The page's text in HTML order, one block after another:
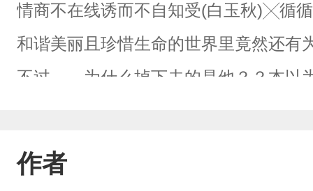
情商不在线诱而不自知受(白玉秋)╳循
和谐美丽且珍惜生命的世界里竟然还有
不过……为什么掉下去的是他？？本以
学弟【古代宫廷】一心辅佐太子殿下
作者